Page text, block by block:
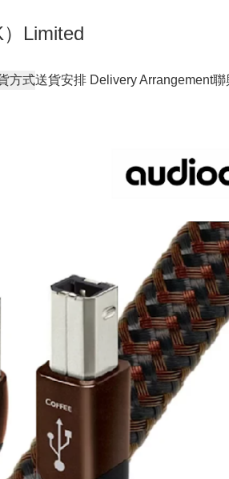
Limited
方式送貨安排 Delivery Arrangement聯